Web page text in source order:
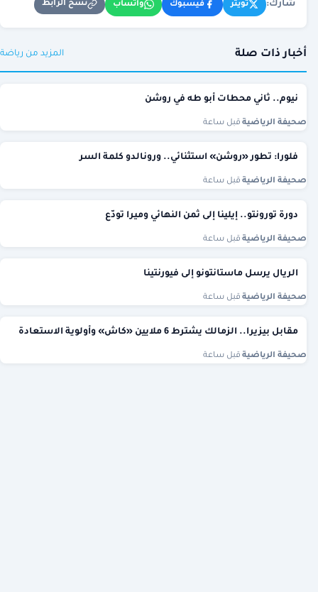
شارك: تويتر فيسبوك واتساب نسخ الرابط
أخبار ذات صلة المزيد من رياضة
نيوم.. ثاني محطات أبو طه في روشن
صحيفة الرياضية قبل ساعة
فلورا: تطور «روشن» استثنائي.. ورونالدو كلمة السر
صحيفة الرياضية قبل ساعة
دورة تورونتو.. إيلينا إلى ثمن النهائي وميرا تودّع
صحيفة الرياضية قبل ساعة
الريال يرسل ماستانتونو إلى فيورنتينا
صحيفة الرياضية قبل ساعة
مقابل بيزيرا.. الزمالك يشترط 6 ملايين «كاش» وأولوية الاستعادة
صحيفة الرياضية قبل ساعة